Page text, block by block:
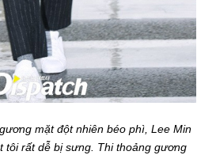
mặt đột nhiên béo phì, Lee Min
tôi rất dễ bị sưng. Thi thoảng gương